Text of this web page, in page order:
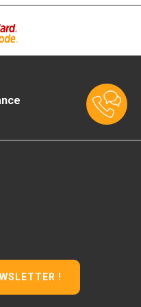
!